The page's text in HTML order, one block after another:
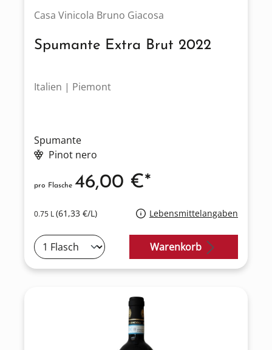
Casa Vinicola Bruno Giacosa
Spumante Extra Brut 2022
Italien | Piemont
Spumante
Pinot nero
0.75 L(61,33 €/L) Lebensmittelangaben
pro Flasche 46,00 €*
Warenkorb